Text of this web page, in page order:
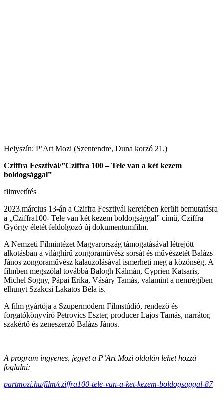
Helyszín: P’Art Mozi (Szentendre, Duna korzó 21.)
Cziffra Fesztivál/”Cziffra 100 – Tele van a két kezem
boldogsággal”
filmvetítés
2023.március 13-án a Cziffra Fesztivál keretében került bemutatásra
a „Cziffra100- Tele van két kezem boldogsággal” című, Cziffra
György életét feldolgozó új dokumentumfilm.
A Nemzeti Filmintézet Magyarország támogatásával létrejött
alkotásban a világhírű zongoraművész sorsát és művészetét Balázs
János zongoraművész kalauzolásával ismerheti meg a közönség. A
filmben megszólal továbbá Balogh Kálmán, Cyprien Katsaris,
Michel Sogny, Pápai Erika, Vásáry Tamás, valamint a nemrégiben
elhunyt Szakcsi Lakatos Béla is.
A film gyártója a Szupermodern Filmstúdió, rendező és
forgatókönyvíró Petrovics Eszter, producer Lajos Tamás, narrátor,
szakértő és zeneszerző Balázs János.
A program ingyenes, jegyet a P’Art Mozi oldalán lehet hozzá
foglalni:
partmozi.hu/film/cziffra100-tele-van-a-ket-kezem-boldogsaggal-87